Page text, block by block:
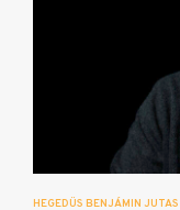
HEGEDÜS BENJÁMIN JUTAS